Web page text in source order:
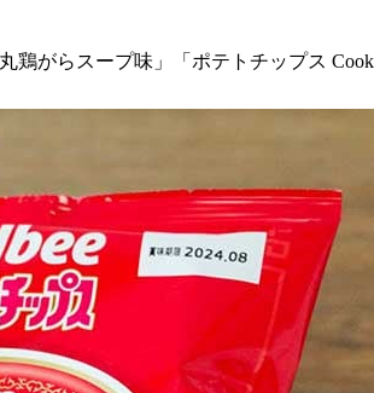
がらスープ味」「ポテトチップス